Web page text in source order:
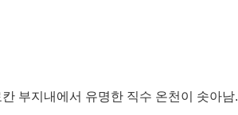
부지내에서 유명한 직수 온천이 솟아남.